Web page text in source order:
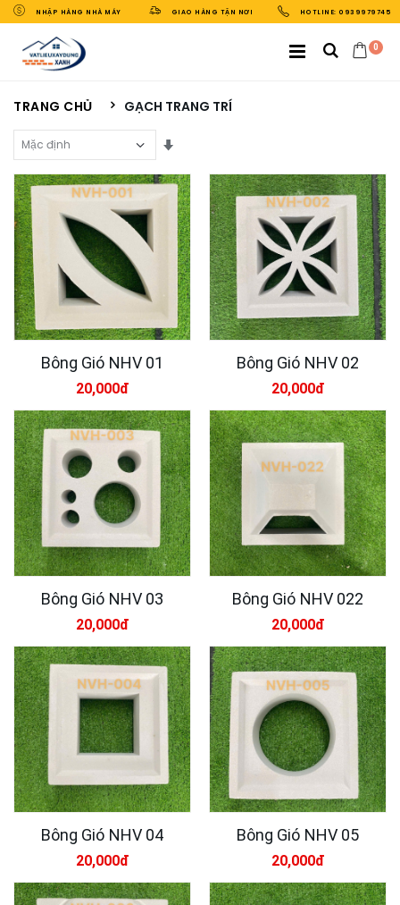
NHẬP HÀNG NHÀ MÁY GIAO HÀNG TẬN NƠI HOTLINE: 0939979745
0
TRANG CHỦ GẠCH TRANG TRÍ
Sắp Xếp Theo
Bông Gió NHV 01
20,000đ
Bông Gió NHV 02
20,000đ
Bông Gió NHV 03
20,000đ
Bông Gió NHV 022
20,000đ
Bông Gió NHV 04
20,000đ
Bông Gió NHV 05
20,000đ